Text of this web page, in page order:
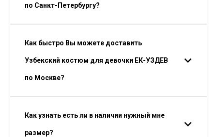
по Санкт-Петербургу?
Как быстро Вы можете доставить
Узбекский костюм для девочки ЕК-УЗДЕВ
по Москве?
Как узнать есть ли в наличии нужный мне
размер?